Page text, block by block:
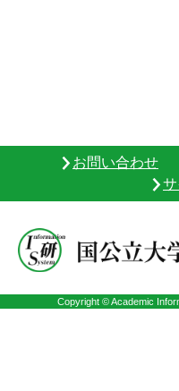
お問い合わせ
Copyright © Academic